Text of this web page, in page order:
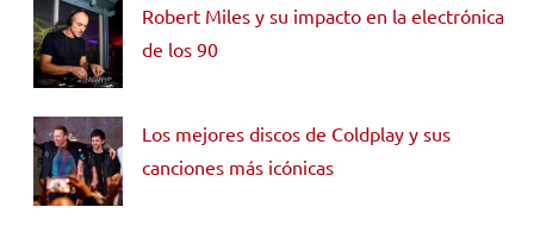
Robert Miles y su impacto en la electrónica
de los 90
Los mejores discos de Coldplay y sus
canciones más icónicas